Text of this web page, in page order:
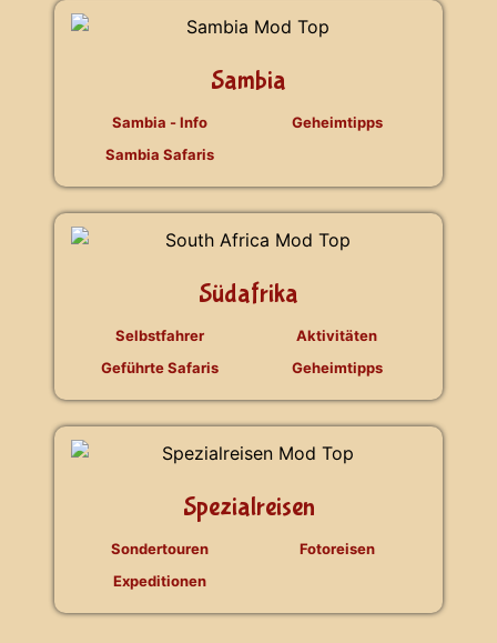
Sambia
Sambia - Info
Sambia Safaris
Geheimtipps
Südafrika
Selbstfahrer
Geführte Safaris
Aktivitäten
Geheimtipps
Spezialreisen
Sondertouren
Expeditionen
Fotoreisen